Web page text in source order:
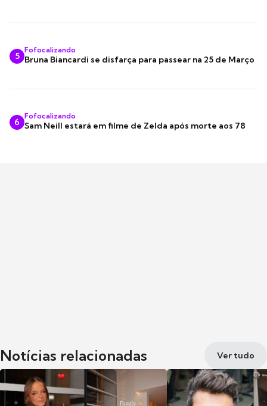
5
Fofocalizando
Bruna Biancardi se disfarça para passear na 25 de Março
6
Fofocalizando
Sam Neill estará em filme de Zelda após morte aos 78
Notícias relacionadas Ver tudo